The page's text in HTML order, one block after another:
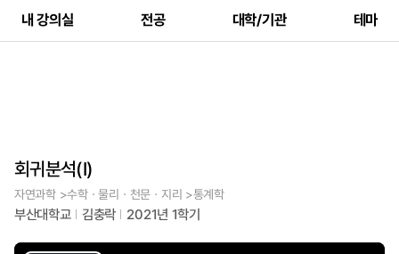
내 강의실 전공 대학/기관 테마
회귀분석(I)
자연과학 >수학ㆍ물리ㆍ천문ㆍ지리 >통계학
부산대학교 김충락 2021년 1학기